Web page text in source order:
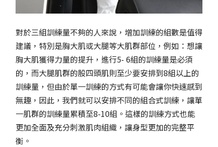
對於三組訓練量不夠的人來說，增加訓練的組數是值得
建議，特別是胸大肌或大腿等大肌群部位，例如：想讓
胸大肌獲得力量的提升，進行5- 6組的訓練量是必須
的，而大腿肌群的股四頭肌則至少要安排到8組以上的
訓練量，但由於單一訓練的方式有可能會讓你快速感到
無趣，因此，我們就可以安排不同的組合式訓練，讓單
一肌群的訓練量累積至8-10組。這樣的訓練方式也能
更加全面及充分刺激肌肉組織，讓身型更加的完整平
衡。